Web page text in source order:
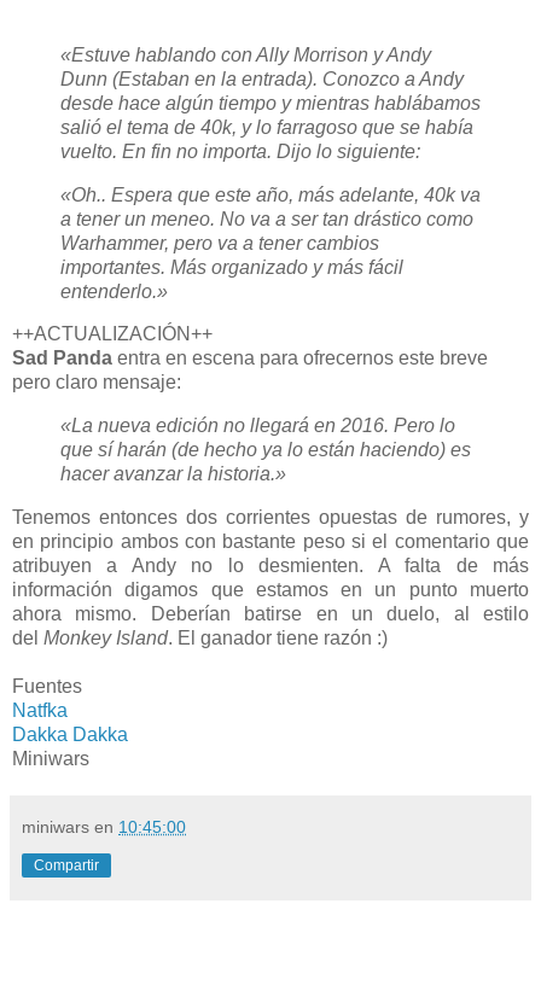
«Estuve hablando con Ally Morrison y Andy
Dunn (Estaban en la entrada). Conozco a Andy
desde hace algún tiempo y mientras hablábamos
salió el tema de 40k, y lo farragoso que se había
vuelto. En fin no importa. Dijo lo siguiente:
«Oh.. Espera que este año, más adelante, 40k va
a tener un meneo. No va a ser tan drástico como
Warhammer, pero va a tener cambios
importantes. Más organizado y más fácil
entenderlo.»
++ACTUALIZACIÓN++
Sad Panda entra en escena para ofrecernos este breve
pero claro mensaje:
«La nueva edición no llegará en 2016. Pero lo
que sí harán (de hecho ya lo están haciendo) es
hacer avanzar la historia.»
Tenemos entonces dos corrientes opuestas de rumores, y
en principio ambos con bastante peso si el comentario que
atribuyen a Andy no lo desmienten. A falta de más
información digamos que estamos en un punto muerto
ahora mismo. Deberían batirse en un duelo, al estilo
del Monkey Island. El ganador tiene razón :)
Fuentes
Natfka
Dakka Dakka
Miniwars
miniwars en 10:45:00
Compartir